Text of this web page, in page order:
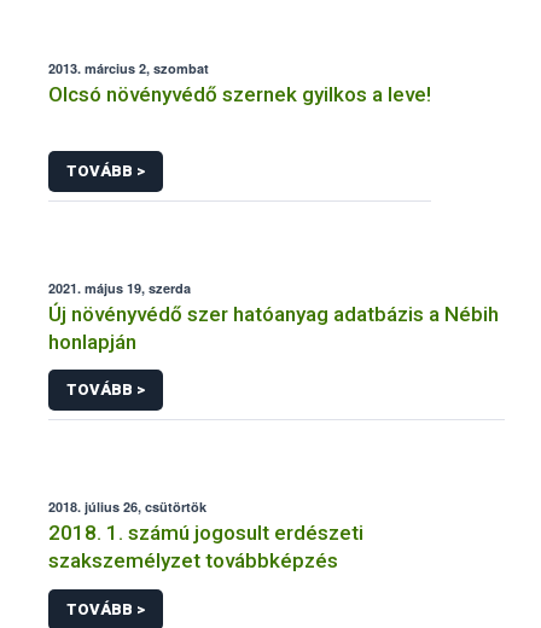
2013. március 2, szombat
Olcsó növényvédő szernek gyilkos a leve!
TOVÁBB >
2021. május 19, szerda
Új növényvédő szer hatóanyag adatbázis a Nébih
honlapján
TOVÁBB >
2018. július 26, csütörtök
2018. 1. számú jogosult erdészeti
szakszemélyzet továbbképzés
TOVÁBB >